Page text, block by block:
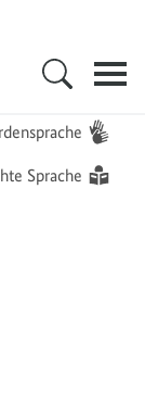
Flüchtlinge
Sprache